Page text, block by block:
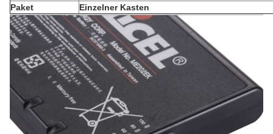
Paket
Einzelner Kasten